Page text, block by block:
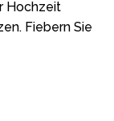
Hochzeit
Fiebern Sie